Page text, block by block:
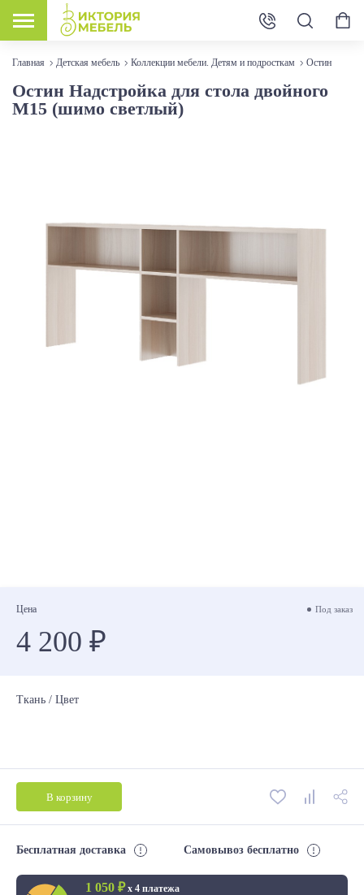
Главная Детская мебель Коллекции мебели. Детям и подросткам Остин
Остин Надстройка для стола двойного
М15 (шимо светлый)
Цена Под заказ
4 200 ₽
Ткань / Цвет
В корзину
Бесплатная доставка Самовывоз бесплатно
1 050 ₽х 4 платежа